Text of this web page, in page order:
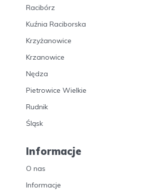
Racibórz
Kuźnia Raciborska
Krzyżanowice
Krzanowice
Nędza
Pietrowice Wielkie
Rudnik
Śląsk
Informacje
O nas
Informacje